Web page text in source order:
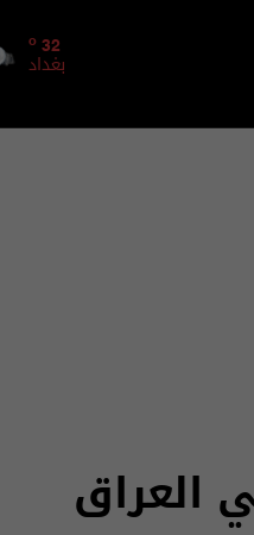
32
o
بغداد
العراق